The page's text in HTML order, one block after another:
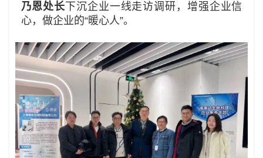
乃恩处长 下沉企业一线走访调研，增强企业信
心，做企业的“暖心人”。